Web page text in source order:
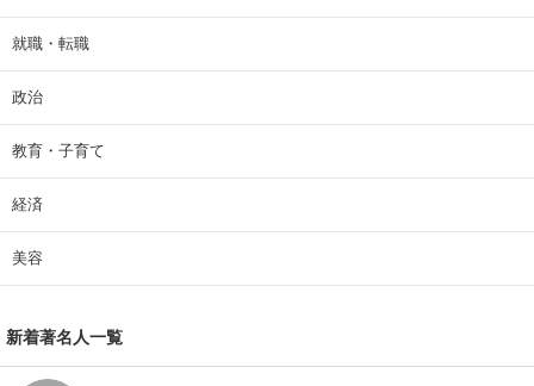
就職・転職
政治
教育・子育て
経済
美容
新着著名人一覧